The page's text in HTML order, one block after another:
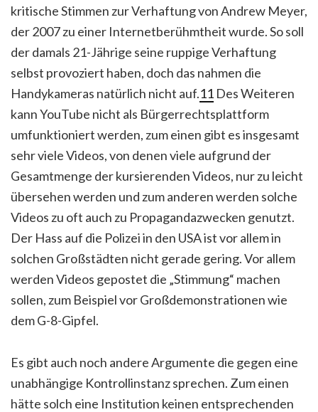
kritische Stimmen zur Verhaftung von Andrew Meyer,
der 2007 zu einer Internetberühmtheit wurde. So soll
der damals 21-Jährige seine ruppige Verhaftung
selbst provoziert haben, doch das nahmen die
Handykameras natürlich nicht auf.11 Des Weiteren
kann YouTube nicht als Bürgerrechtsplattform
umfunktioniert werden, zum einen gibt es insgesamt
sehr viele Videos, von denen viele aufgrund der
Gesamtmenge der kursierenden Videos, nur zu leicht
übersehen werden und zum anderen werden solche
Videos zu oft auch zu Propagandazwecken genutzt.
Der Hass auf die Polizei in den USA ist vor allem in
solchen Großstädten nicht gerade gering. Vor allem
werden Videos gepostet die „Stimmung“ machen
sollen, zum Beispiel vor Großdemonstrationen wie
dem G-8-Gipfel.
Es gibt auch noch andere Argumente die gegen eine
unabhängige Kontrollinstanz sprechen. Zum einen
hätte solch eine Institution keinen entsprechenden